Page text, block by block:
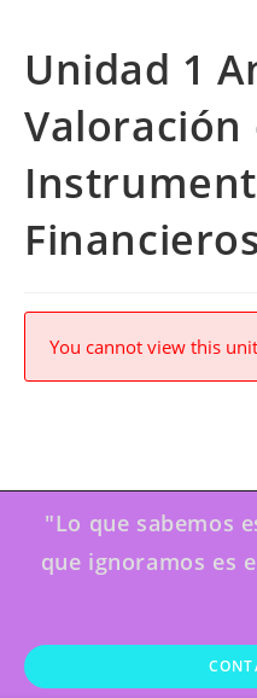
Unidad 1
Valoración
You cannot view this
"Lo que sabemos
que ignoramos es